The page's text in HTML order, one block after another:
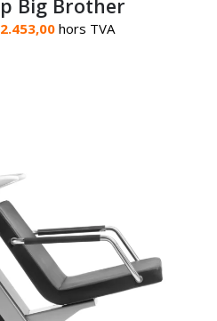
Big Brother
hors TVA